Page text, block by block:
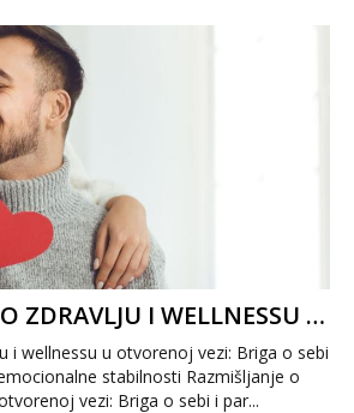
RAZMIŠLJANJE O ZDRAVLJU I WELLNESSU U OTVORENOJ VEZI: BRIGA O SEBI I PARTNERU
i wellnessu u otvorenoj vezi: Briga o sebi
stabilnosti Razmišljanje o
vezi: Briga o sebi i par...